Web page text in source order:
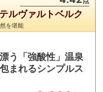
ルヴァルトベルク
を堪能
う「強酸性」温泉
まれるシンプルス